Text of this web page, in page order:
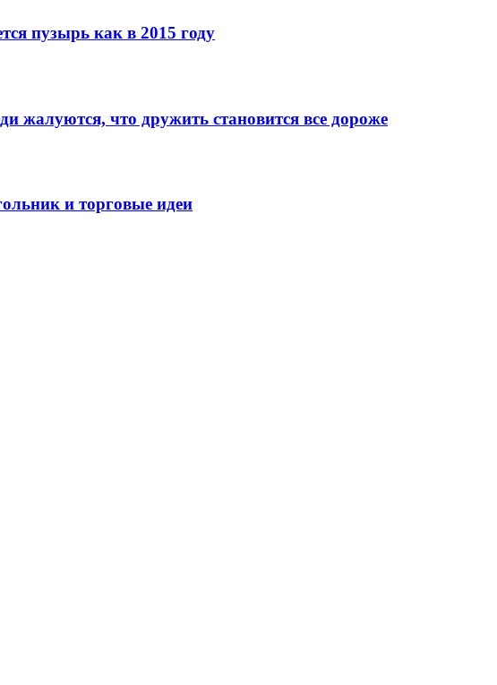
пузырь как в 2015 году
жалуются, что дружить становится все дороже
и торговые идеи